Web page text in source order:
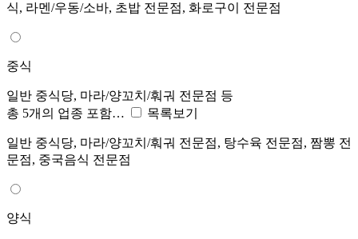
식, 라멘/우동/소바, 초밥 전문점, 화로구이 전문점
중식
일반 중식당, 마라/양꼬치/훠궈 전문점 등
총 5개의 업종 포함…
목록보기
일반 중식당, 마라/양꼬치/훠궈 전문점, 탕수육 전문점, 짬뽕 전
문점, 중국음식 전문점
양식